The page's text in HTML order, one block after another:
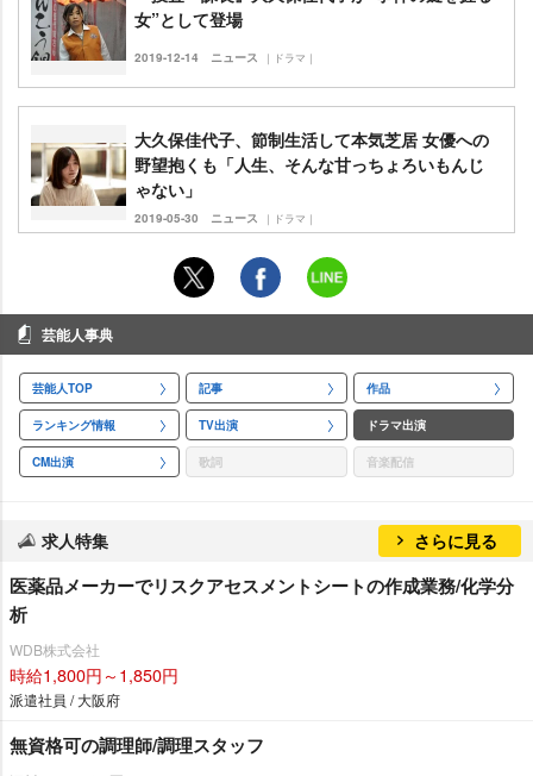
女”として登場
2019-12-14 ニュース ｜ドラマ｜
大久保佳代子、節制生活して本気芝居 女優への
野望抱くも「人生、そんな甘っちょろいもんじ
ゃない」
2019-05-30 ニュース ｜ドラマ｜
芸能人事典
芸能人TOP 記事 作品
ランキング情報 TV出演 ドラマ出演
CM出演 歌詞 音楽配信
求人特集 さらに見る
医薬品メーカーでリスクアセスメントシートの作成業務/化学分
析
WDB株式会社
時給1,800円～1,850円
派遣社員 / 大阪府
無資格可の調理師/調理スタッフ